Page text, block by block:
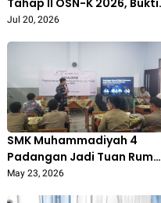
Tahap II OSN-K 2026, Bukti
Semangat Berprestasi
Jul 20, 2026
SMK Muhammadiyah 4
Padangan Jadi Tuan Rumah
Literasi Digital EMCL, Siswa
May 23, 2026